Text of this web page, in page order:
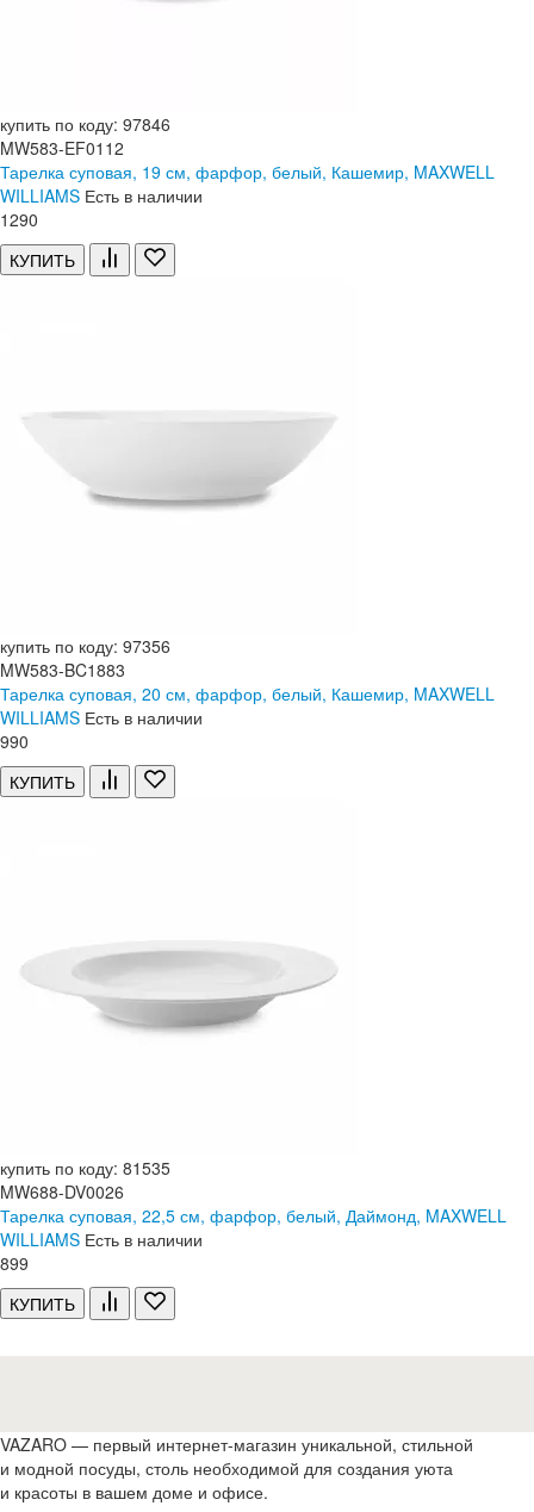
купить по коду: 97846
MW583-EF0112
Тарелка суповая, 19 см, фарфор, белый, Кашемир, MAXWELL
WILLIAMS Есть в наличии
1290
КУПИТЬ
купить по коду: 97356
MW583-BC1883
Тарелка суповая, 20 см, фарфор, белый, Кашемир, MAXWELL
WILLIAMS Есть в наличии
990
КУПИТЬ
купить по коду: 81535
MW688-DV0026
Тарелка суповая, 22,5 см, фарфор, белый, Даймонд, MAXWELL
WILLIAMS Есть в наличии
899
КУПИТЬ
VAZARO — первый интернет-магазин уникальной, стильной
и модной посуды, столь необходимой для создания уюта
и красоты в вашем доме и офисе.